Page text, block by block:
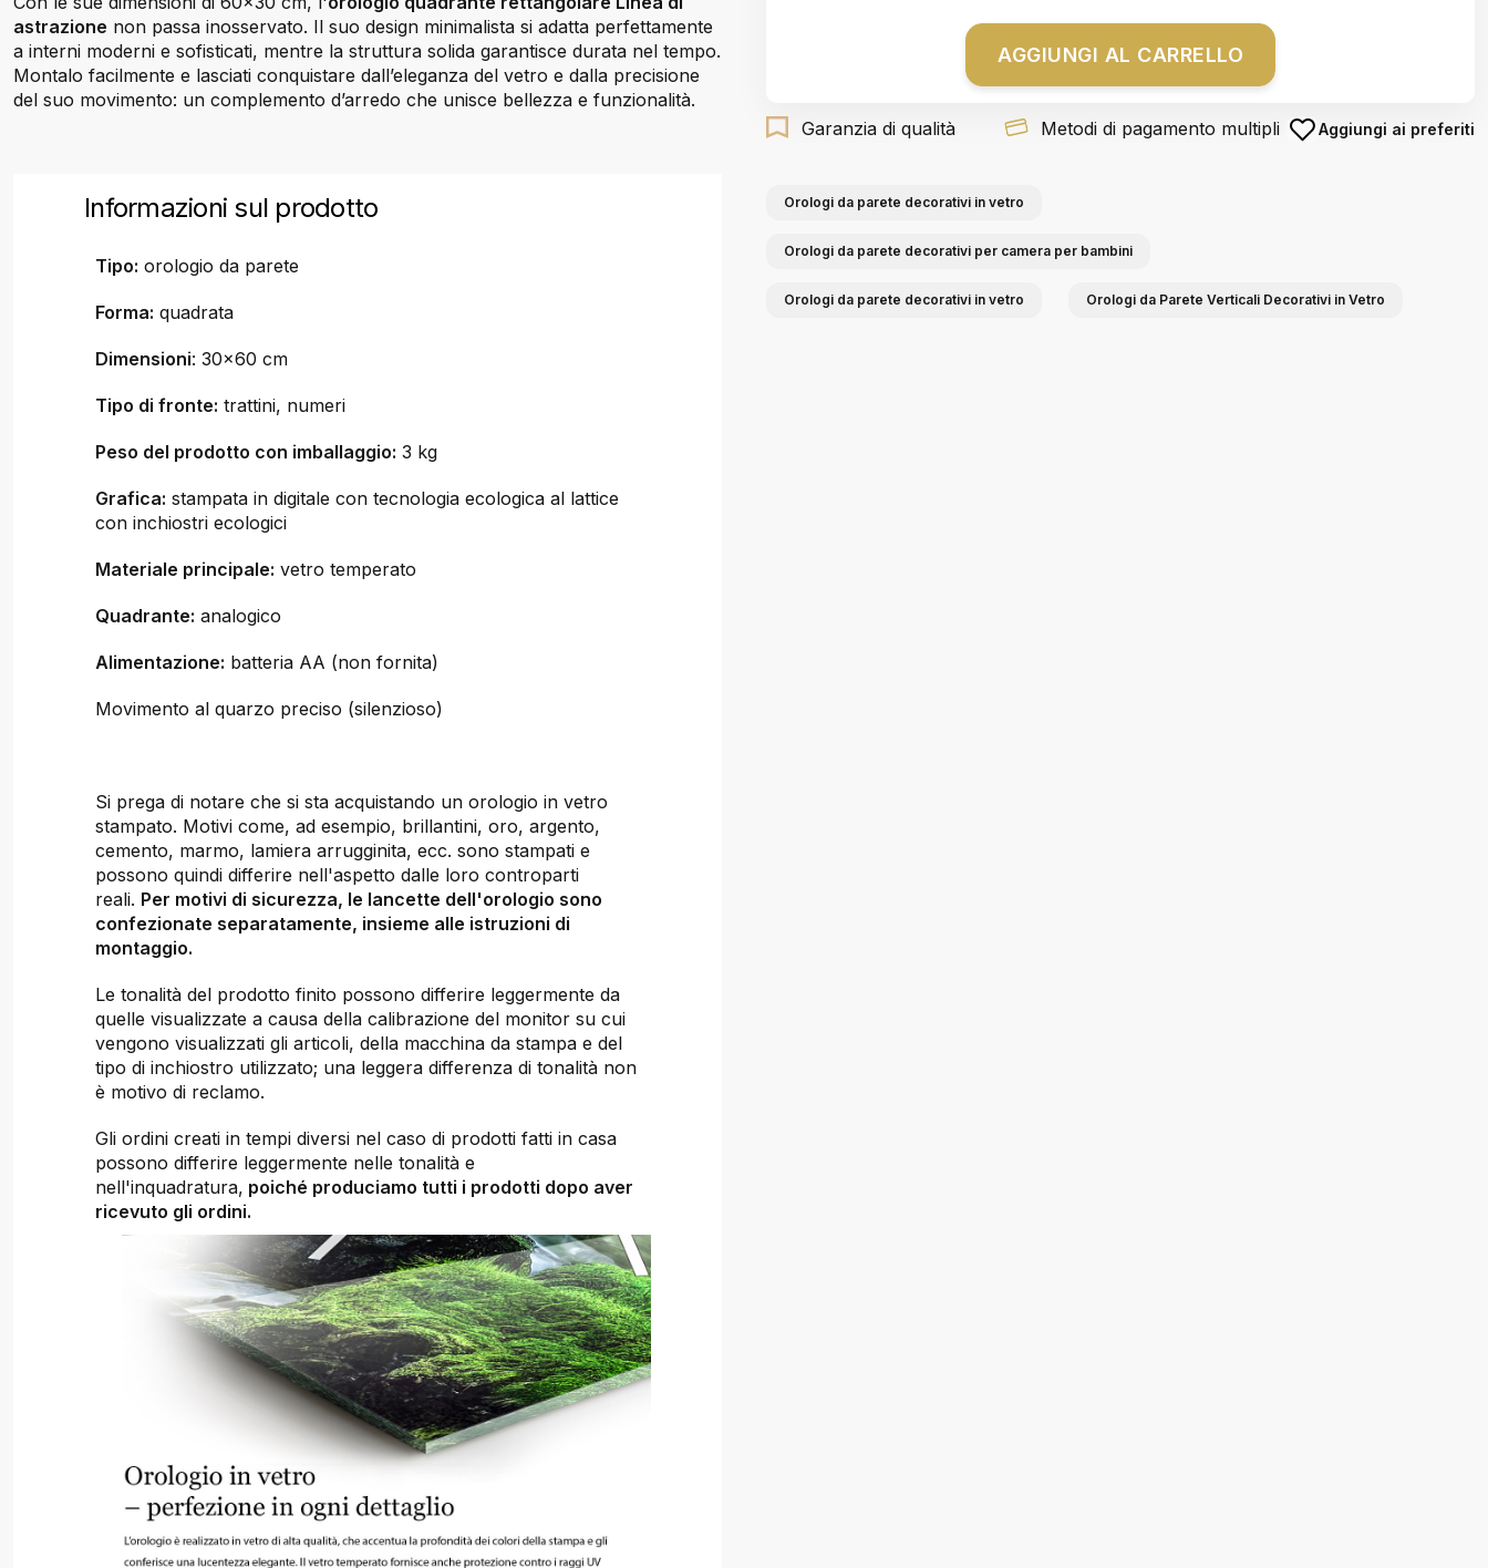
astrazione non passa inosservato. Il suo design minimalista si adatta perfettamente
a interni moderni e sofisticati, mentre la struttura solida garantisce durata nel tempo.
Montalo facilmente e lasciati conquistare dall’eleganza del vetro e dalla precisione
del suo movimento: un complemento d’arredo che unisce bellezza e funzionalità.
Informazioni sul prodotto
Tipo: orologio da parete
Forma: quadrata
Dimensioni: 30x60 cm
Tipo di fronte: trattini, numeri
Peso del prodotto con imballaggio: 3 kg
Grafica: stampata in digitale con tecnologia ecologica al lattice
con inchiostri ecologici
Materiale principale: vetro temperato
Quadrante: analogico
Alimentazione: batteria AA (non fornita)
Movimento al quarzo preciso (silenzioso)
Si prega di notare che si sta acquistando un orologio in vetro
stampato. Motivi come, ad esempio, brillantini, oro, argento,
cemento, marmo, lamiera arrugginita, ecc. sono stampati e
possono quindi differire nell'aspetto dalle loro controparti
reali. Per motivi di sicurezza, le lancette dell'orologio sono
confezionate separatamente, insieme alle istruzioni di
montaggio.
Le tonalità del prodotto finito possono differire leggermente da
quelle visualizzate a causa della calibrazione del monitor su cui
vengono visualizzati gli articoli, della macchina da stampa e del
tipo di inchiostro utilizzato; una leggera differenza di tonalità non
è motivo di reclamo.
Gli ordini creati in tempi diversi nel caso di prodotti fatti in casa
possono differire leggermente nelle tonalità e
nell'inquadratura, poiché produciamo tutti i prodotti dopo aver
ricevuto gli ordini.
AGGIUNGI AL CARRELLO
Garanzia di qualità Metodi di pagamento multipli Aggiungi ai preferiti
Orologi da parete decorativi in vetro
Orologi da parete decorativi per camera per bambini
Orologi da parete decorativi in vetro Orologi da Parete Verticali Decorativi in Vetro